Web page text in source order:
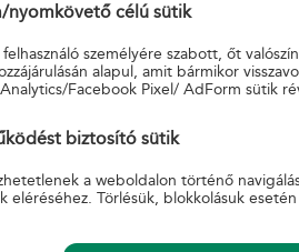
KÖZVETÍTŐI
nyomkövető célú sütik
személyére szabott, őt
alapul, amit bármikor
Facebook Pixel/ AdForm sütik
biztosító sütik
a weboldalon történő
eléréséhez. Törlésük, blokkolásuk